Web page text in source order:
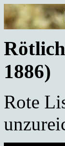
1886)
Rote